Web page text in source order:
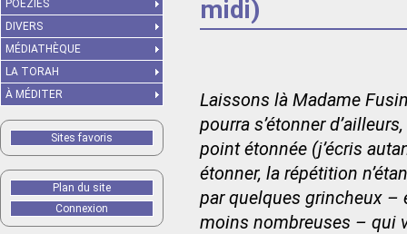
midi)
Laissons là Madame
pourra s’étonner
point étonnée (j’écris
étonner, la répétition
par quelques grincheux –
moins nombreuses – qui
POÉZIES
DIVERS
MÉDIATHÈQUE
LA TORAH
À MÉDITER
Sites favoris
Plan du site
Connexion